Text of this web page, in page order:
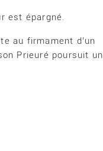
est épargné.
au firmament d’un
Prieuré poursuit un